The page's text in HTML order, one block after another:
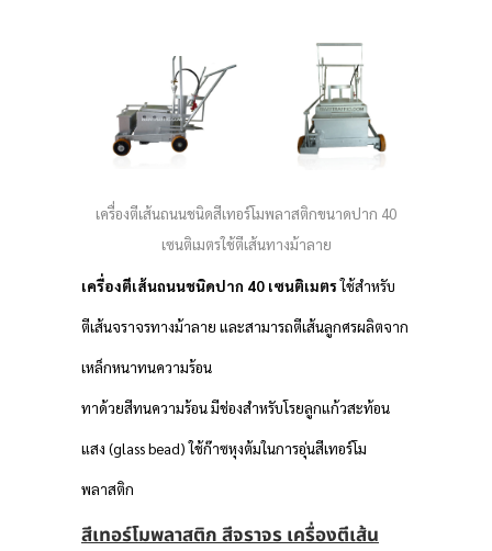
เครื่องตีเส้นถนนชนิดสีเทอร์โมพลาสติกขนาดปาก 40
เซนติเมตรใช้ตีเส้นทางม้าลาย
เครื่องตีเส้นถนนชนิดปาก 40 เซนติเมตรใช้สำหรับ
ตีเส้นจราจรทางม้าลาย และสามารถตีเส้นลูกศรผลิตจาก
เหล็กหนาทนความร้อน
ทาด้วยสีทนความร้อน มีช่องสำหรับโรยลูกแก้วสะท้อน
แสง (glass bead) ใช้ก๊าซหุงต้มในการอุ่นสีเทอร์โม
พลาสติก
สีเทอร์โมพลาสติก สีจราจร เครื่องตีเส้น